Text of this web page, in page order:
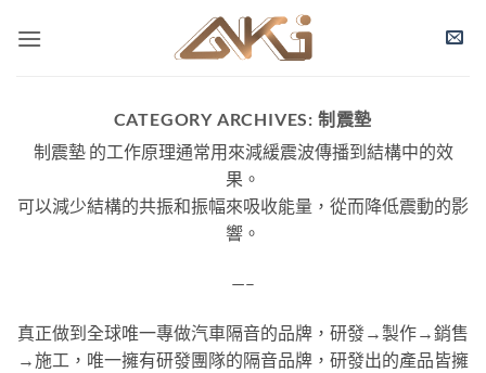
CATEGORY ARCHIVES: 制震墊
制震墊 的工作原理通常用來減緩震波傳播到結構中的效
果。
可以減少結構的共振和振幅來吸收能量，從而降低震動的影
響。
—–
真正做到全球唯一專做汽車隔音的品牌，研發→製作→銷售
→施工，唯一擁有研發團隊的隔音品牌，研發出的產品皆擁